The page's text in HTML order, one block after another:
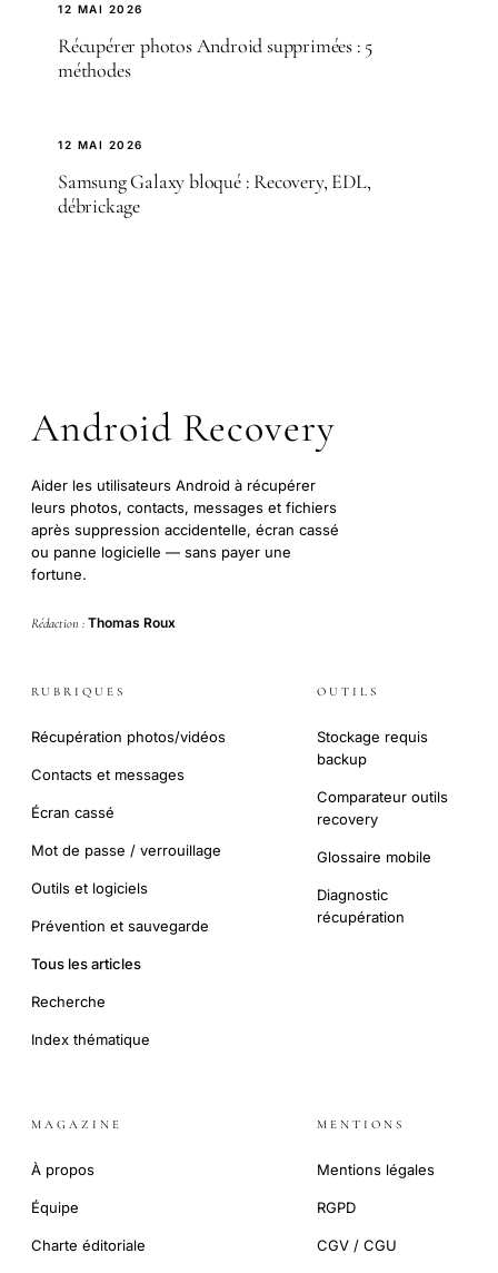
12 MAI 2026
Récupérer photos Android supprimées : 5
méthodes
12 MAI 2026
Samsung Galaxy bloqué : Recovery, EDL,
débrickage
Android Recovery
Aider les utilisateurs Android à récupérer
leurs photos, contacts, messages et fichiers
après suppression accidentelle, écran cassé
ou panne logicielle — sans payer une
fortune.
Rédaction : Thomas Roux
RUBRIQUES
Récupération photos/vidéos
Contacts et messages
Écran cassé
Mot de passe / verrouillage
Outils et logiciels
Prévention et sauvegarde
Tous les articles
Recherche
Index thématique
OUTILS
Stockage requis
backup
Comparateur outils
recovery
Glossaire mobile
Diagnostic
récupération
MAGAZINE
À propos
Équipe
Charte éditoriale
MENTIONS
Mentions légales
RGPD
CGV / CGU